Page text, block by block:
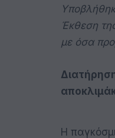
Έκθεση
με όσα
Η